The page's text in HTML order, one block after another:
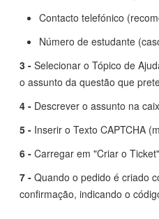
Contacto telefónico
Número de estudante
3 - Selecionar o Tópico de
o assunto da questão que
4 - Descrever o assunto na
5 - Inserir o Texto CAPTCHA
6 - Carregar em "Criar o
7 - Quando o pedido é criado
confirmação, indicando o